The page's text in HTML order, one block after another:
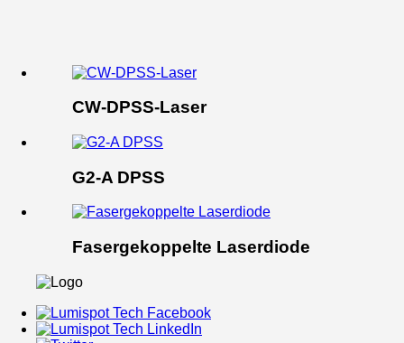
CW-DPSS-Laser
G2-A DPSS
Fasergekoppelte Laserdiode